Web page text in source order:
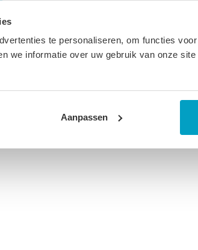
te personaliseren, om functies
we informatie over uw gebruik van onze
Aanpassen